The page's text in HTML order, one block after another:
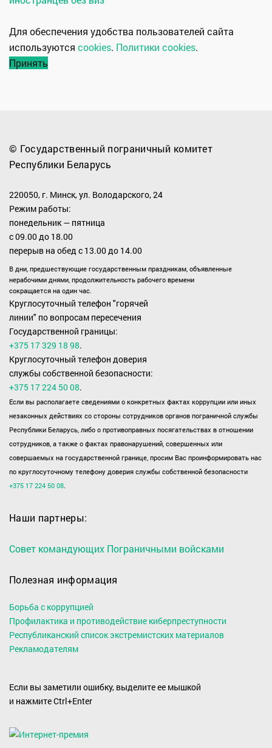
Для обеспечения удобства пользователей сайта
используются cookies. Политики cookies.
Принять
© Государственный пограничный комитет
Республики Беларусь
220050, г. Минск, ул. Володарского, 24
Режим работы:
понедельник — пятница
с 09.00 до 18.00
перерыв на обед с 13.00 до 14.00
В дни, предшествующие государственным праздникам, объявленные
нерабочими днями, продолжительность рабочего времени
сокращается на один час.
Круглосуточный телефон "горячей
линии" по вопросам пересечения
Государственной границы:
+375 17 329 18 98.
Круглосуточный телефон доверия
службы собственной безопасности:
+375 17 224 50 08.
Если вы располагаете сведениями о конкретных фактах коррупции или иных
незаконных действиях со стороны сотрудников органов пограничной службы
Республики Беларусь, либо о противоправных посягательствах в отношении
сотрудников, а также о фактах правонарушений, совершенных или
совершаемых на государственной границе, просим Вас проинформировать нас
по круглосуточному телефону доверия службы собственной безопасности
+375 17 224 50 08.
Наши партнеры:
Совет командующих Пограничными войсками
Полезная информация
Борьба с коррупцией
Профилактика и противодействие киберпреступности
Республиканский список экстремистских материалов
Рекламодателям
Если вы заметили ошибку, выделите ее мышкой
и нажмите Ctrl+Enter